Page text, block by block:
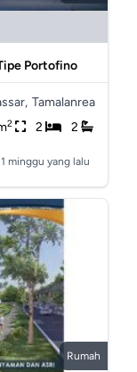
Portofino
Tamalanrea
2 2 2
1 minggu yang lalu
Rumah